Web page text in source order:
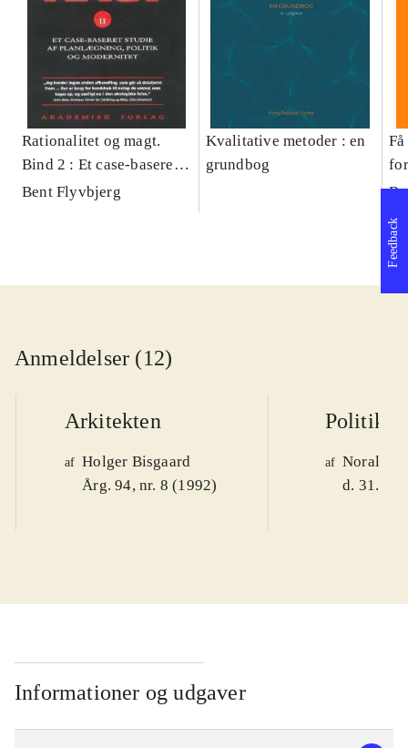
Rationalitet og magt.
Bind 2 : Et case-baseret
studie af planlægning,
Bent Flyvbjerg
Kvalitative metoder : en
grundbog
Anmeldelser (12)
Arkitekten
af Holger Bisgaard
Årg. 94, nr. 8 (1992)
Politiken
af Noralv
d. 31.
Informationer og udgaver
Feedback